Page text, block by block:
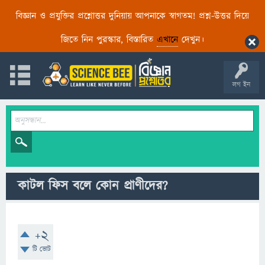
বিজ্ঞান ও প্রযুক্তির প্রশ্নোত্তর দুনিয়ায় আপনাকে স্বাগতম! প্রশ্ন-উত্তর দিয়ে
জিতে নিন পুরস্কার, বিস্তারিত এখানেদেখুন।
লগ ইন
কাটল ফিস বলে কোন প্রাণীদের?
+2
টি ভোট